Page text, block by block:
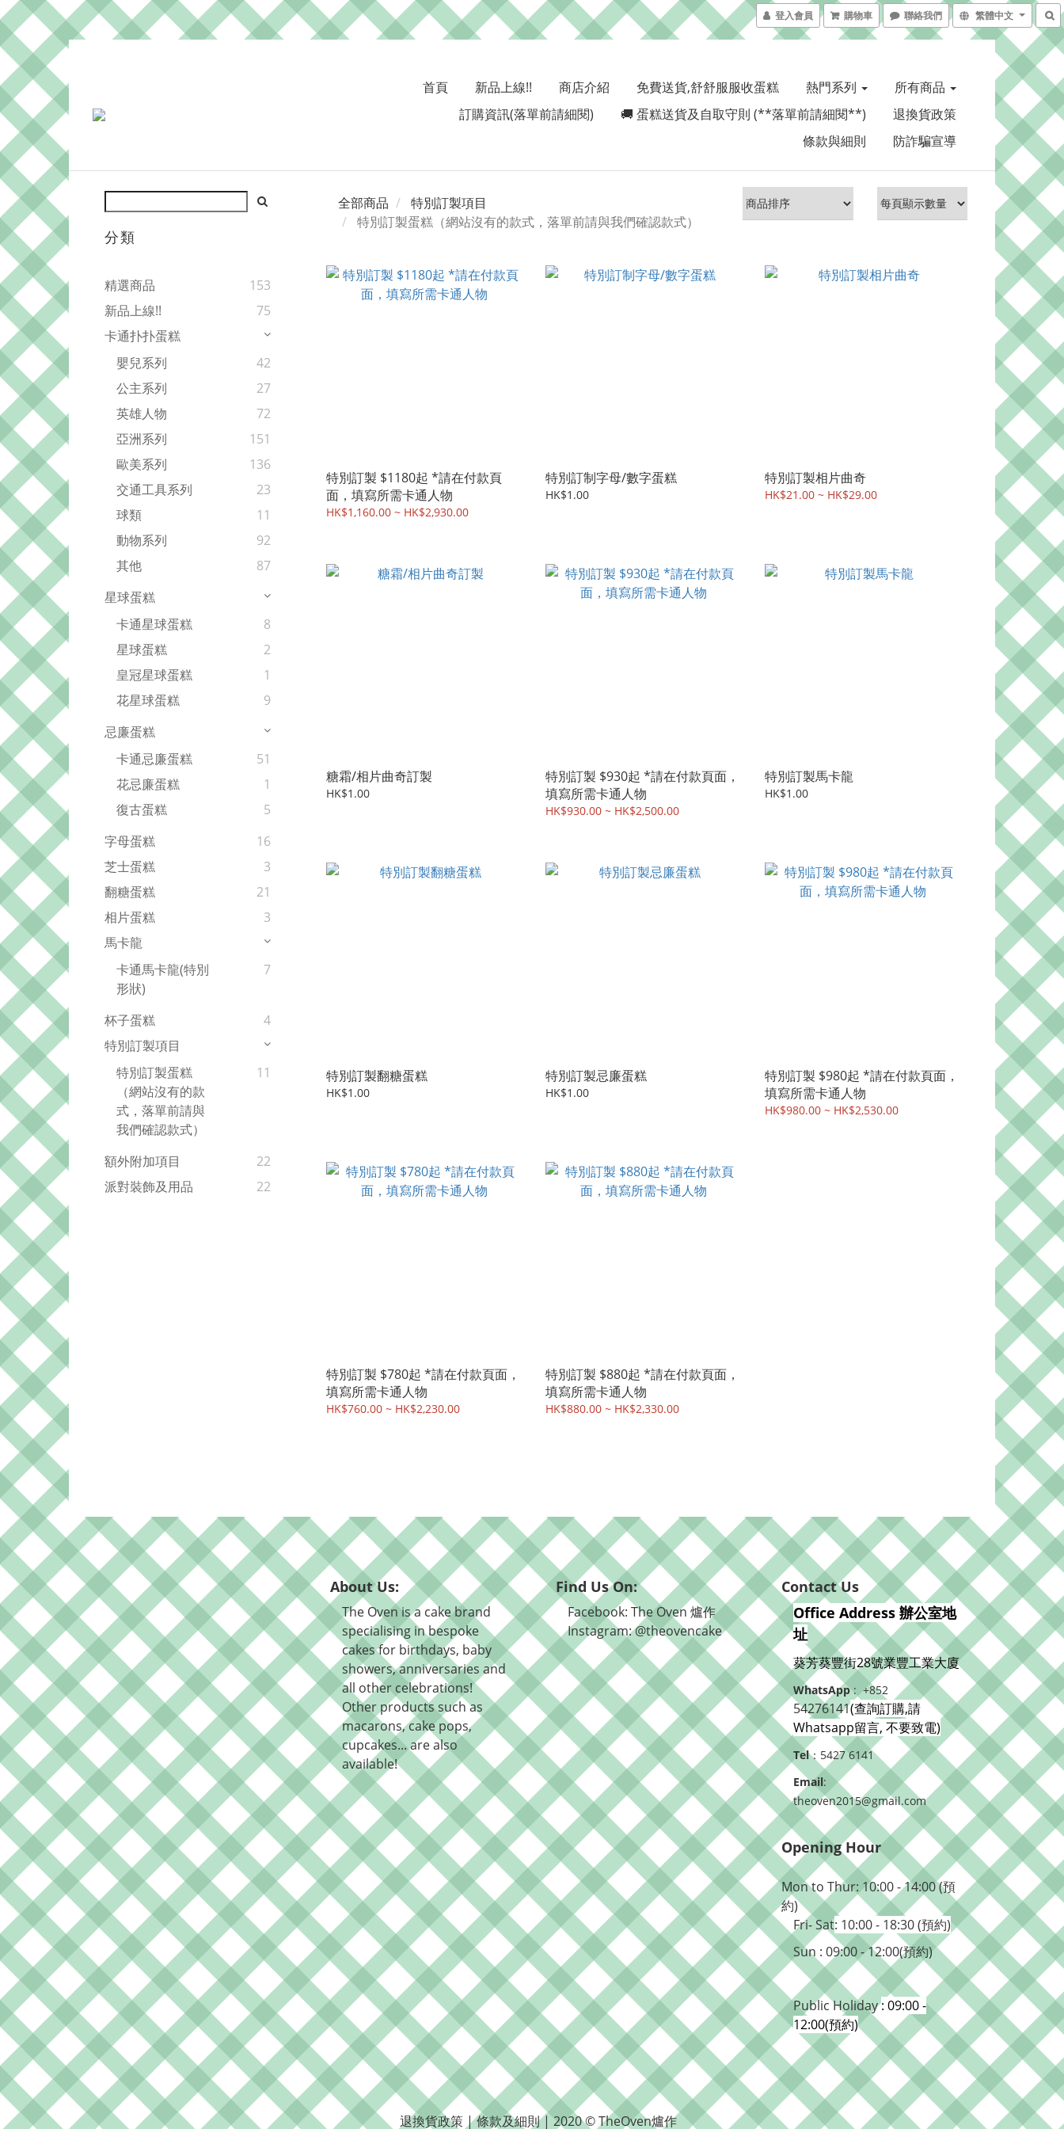
登入會員 購物車 聯絡我們 繁體中文
首頁 新品上線!! 商店介紹 免費送貨,舒舒服服收蛋糕 熱門系列
所有商品
訂購資訊(落單前請細閱)
🚚 蛋糕送貨及自取守則 (**落單前請細閱**)
退換貨政策
條款與細則
防詐騙宣導
分類
精選商品
153
新品上線!!
75
卡通扑扑蛋糕
嬰兒系列
42
公主系列
27
英雄人物
72
亞洲系列
151
歐美系列
136
交通工具系列
23
球類
11
動物系列
92
其他
87
星球蛋糕
卡通星球蛋糕
8
星球蛋糕
2
皇冠星球蛋糕
1
花星球蛋糕
9
忌廉蛋糕
卡通忌廉蛋糕
51
花忌廉蛋糕
1
復古蛋糕
5
字母蛋糕
16
芝士蛋糕
3
翻糖蛋糕
21
相片蛋糕
3
馬卡龍
卡通馬卡龍(特別
形狀)
7
杯子蛋糕
4
特別訂製項目
特別訂製蛋糕
（網站沒有的款
式，落單前請與
我們確認款式）
11
額外附加項目
22
派對裝飾及用品
22
全部商品
特別訂製項目
特別訂製蛋糕（網站沒有的款式，落單前請與我們確認款式）
特別訂製 $1180起 *請在付款頁
面，填寫所需卡通人物
HK$1,160.00 ~ HK$2,930.00
特別訂制字母/數字蛋糕
HK$1.00
特別訂製相片曲奇
HK$21.00 ~ HK$29.00
糖霜/相片曲奇訂製
HK$1.00
特別訂製 $930起 *請在付款頁面，
填寫所需卡通人物
HK$930.00 ~ HK$2,500.00
特別訂製馬卡龍
HK$1.00
特別訂製翻糖蛋糕
HK$1.00
特別訂製忌廉蛋糕
HK$1.00
特別訂製 $980起 *請在付款頁面，
填寫所需卡通人物
HK$980.00 ~ HK$2,530.00
特別訂製 $780起 *請在付款頁面，
填寫所需卡通人物
HK$760.00 ~ HK$2,230.00
特別訂製 $880起 *請在付款頁面，
填寫所需卡通人物
HK$880.00 ~ HK$2,330.00
About Us:
The Oven is a cake brand
specialising in bespoke
cakes for birthdays, baby
showers, anniversaries and
all other celebrations!
Other products such as
macarons, cake pops,
cupcakes... are also
available!
Find Us On:
Facebook: The Oven 爐作
Instagram: @theovencake
Contact Us
Office Address 辦公室地
址
葵芳葵豐街28號業豐工業大廈
WhatsApp: +852
54276141(查詢訂購,請
Whatsapp留言, 不要致電)
Tel：5427 6141
Email:
theoven2015@gmail.com
Opening Hour
Mon to Thur: 10:00 - 14:00 (預
約)
Fri- Sat: 10:00 - 18:30 (預約)
Sun : 09:00 - 12:00(預約)
Public Holiday: 09:00 -
12:00(預約)
退換貨政策 | 條款及細則 | 2020 © TheOven爐作